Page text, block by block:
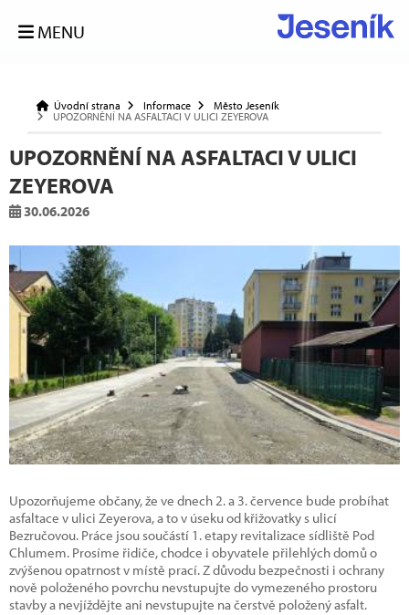
MENU
Úvodní strana Informace
Město Jeseník
UPOZORNĚNÍ NA ASFALTACI V ULICI ZEYEROVA
UPOZORNĚNÍ NA ASFALTACI V ULICI
ZEYEROVA
30.06.2026
Upozorňujeme občany, že ve dnech 2. a 3. července bude probíhat
asfaltace v ulici Zeyerova, a to v úseku od křižovatky s ulicí
Bezručovou. Práce jsou součástí 1. etapy revitalizace sídliště Pod
Chlumem. Prosíme řidiče, chodce i obyvatele přilehlých domů o
zvýšenou opatrnost v místě prací. Z důvodu bezpečnosti i ochrany
nově položeného povrchu nevstupujte do vymezeného prostoru
stavby a nevjíždějte ani nevstupujte na čerstvě položený asfalt.